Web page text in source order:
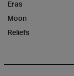
Eras
Moon
Reliefs